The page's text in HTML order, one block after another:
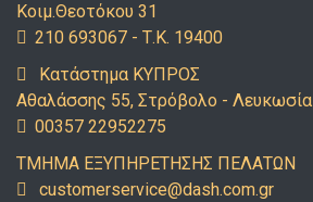
Κοιμ.Θεοτόκου 31
210 693067 - Τ.Κ. 19400
Κατάστημα ΚΥΠΡΟΣ
Αθαλάσσης 55, Στρόβολο - Λευκωσία
00357 22952275
ΤΜΗΜΑ ΕΞΥΠΗΡΕΤΗΣΗΣ ΠΕΛΑΤΩΝ
rg.mo
c.hsa
d@eci
vresr
emots
uc